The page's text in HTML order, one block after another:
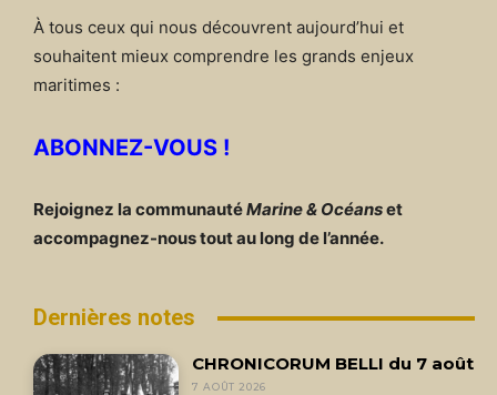
À tous ceux qui nous découvrent aujourd’hui et
souhaitent mieux comprendre les grands enjeux
maritimes :
ABONNEZ-VOUS !
Rejoignez la communautéMarine & Océanset
accompagnez-nous tout au long de l’année.
Dernières notes
CHRONICORUM BELLI du 7 août
7 AOÛT 2026